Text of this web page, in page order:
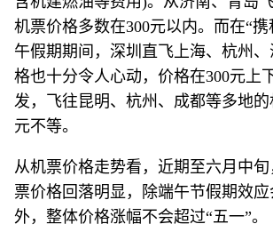
机票价格多数在300元以内。而在“
午假期期间，深圳直飞上海、杭州
格也十分令人心动，价格在300元上
发，飞往昆明、杭州、成都等多地的
元不等。
从机票价格走势看，近期至六月中
票价格回落明显，除端午节假期效
外，整体价格涨幅不会超过“五一”。